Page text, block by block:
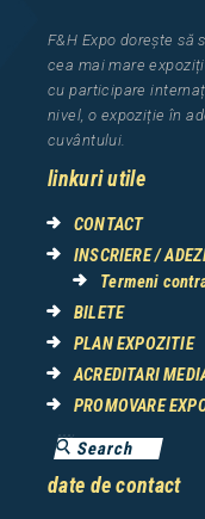
F&H Expo dorește să
cea mai mare expoziți
cu participare internaț
nivel, o expoziție în
cuvântului.
linkuri utile
CONTACT
INSCRIERE /
Termeni
BILETE
PLAN EXPOZITIE
ACREDITARI
PROMOVARE
date de contact